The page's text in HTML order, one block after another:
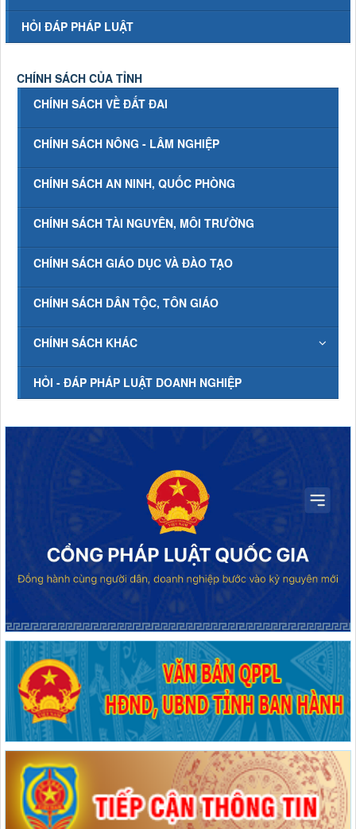
HỎI ĐÁP PHÁP LUẬT
CHÍNH SÁCH CỦA TỈNH
CHÍNH SÁCH VỀ ĐẤT ĐAI
CHÍNH SÁCH NÔNG - LÂM NGHIỆP
CHÍNH SÁCH AN NINH, QUỐC PHÒNG
CHÍNH SÁCH TÀI NGUYÊN, MÔI TRƯỜNG
CHÍNH SÁCH GIÁO DỤC VÀ ĐÀO TẠO
CHÍNH SÁCH DÂN TỘC, TÔN GIÁO
CHÍNH SÁCH KHÁC
HỎI - ĐÁP PHÁP LUẬT DOANH NGHIỆP